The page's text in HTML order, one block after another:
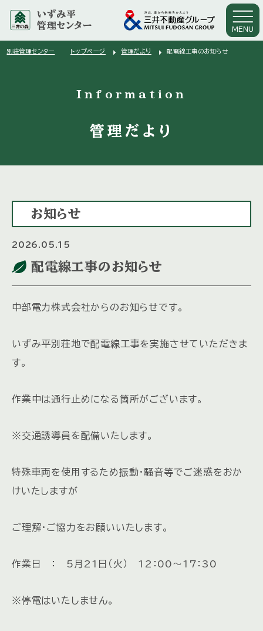
いずみ平
管理センター
MENU
別荘管理センター トップページ arrow_right 管理だより arrow_right 配電線工事のお知らせ
Information
管理だより
お知らせ
2026.05.15
配電線工事のお知らせ
中部電力株式会社からのお知らせです。
いずみ平別荘地で配電線工事を実施させていただきま
す。
作業中は通行止めになる箇所がございます。
※交通誘導員を配備いたします。
特殊車両を使用するため振動・騒音等でご迷惑をおか
けいたしますが
ご理解・ご協力をお願いいたします。
作業日 ： 5月21日（火） 12：00～17：30
※停電はいたしません。